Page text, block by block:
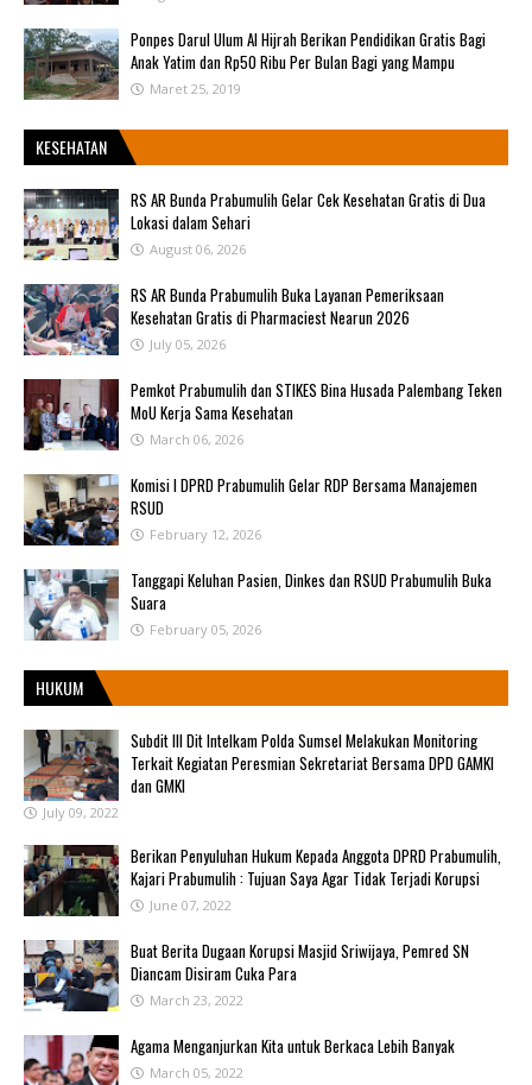
Ponpes Darul Ulum Al Hijrah Berikan Pendidikan Gratis Bagi
Anak Yatim dan Rp50 Ribu Per Bulan Bagi yang Mampu
Maret 25, 2019
KESEHATAN
RS AR Bunda Prabumulih Gelar Cek Kesehatan Gratis di Dua
Lokasi dalam Sehari
August 06, 2026
RS AR Bunda Prabumulih Buka Layanan Pemeriksaan
Kesehatan Gratis di Pharmaciest Nearun 2026
July 05, 2026
Pemkot Prabumulih dan STIKES Bina Husada Palembang Teken
MoU Kerja Sama Kesehatan
March 06, 2026
Komisi I DPRD Prabumulih Gelar RDP Bersama Manajemen
RSUD
February 12, 2026
Tanggapi Keluhan Pasien, Dinkes dan RSUD Prabumulih Buka
Suara
February 05, 2026
HUKUM
Subdit III Dit Intelkam Polda Sumsel Melakukan Monitoring
Terkait Kegiatan Peresmian Sekretariat Bersama DPD GAMKI
dan GMKI
July 09, 2022
Berikan Penyuluhan Hukum Kepada Anggota DPRD Prabumulih,
Kajari Prabumulih : Tujuan Saya Agar Tidak Terjadi Korupsi
June 07, 2022
Buat Berita Dugaan Korupsi Masjid Sriwijaya, Pemred SN
Diancam Disiram Cuka Para
March 23, 2022
Agama Menganjurkan Kita untuk Berkaca Lebih Banyak
March 05, 2022